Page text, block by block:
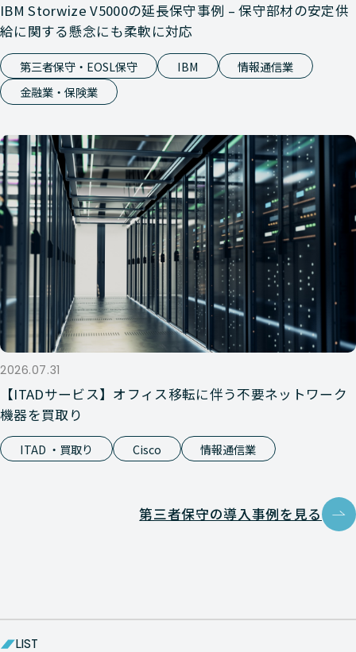
IBM Storwize V5000の延長保守事例 – 保守部材の安定供
給に関する懸念にも柔軟に対応
第三者保守・EOSL保守 IBM
情報通信業
金融業・保険業
2026.07.31
【ITADサービス】オフィス移転に伴う不要ネットワーク
機器を買取り
ITAD ・買取り Cisco 情報通信業
第三者保守の導入事例を見る
LIST